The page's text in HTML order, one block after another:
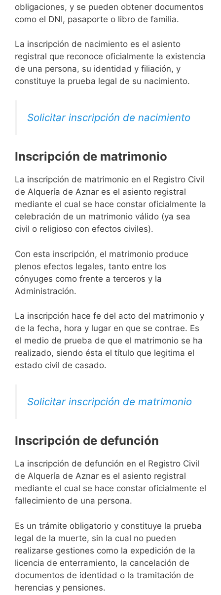
obligaciones, y se pueden obtener documentos
como el DNI, pasaporte o libro de familia.
La inscripción de nacimiento es el asiento
registral que reconoce oficialmente la existencia
de una persona, su identidad y filiación, y
constituye la prueba legal de su nacimiento.
Solicitar inscripción de nacimiento
Inscripción de matrimonio
La inscripción de matrimonio en el Registro Civil
de Alquería de Aznar es el asiento registral
mediante el cual se hace constar oficialmente la
celebración de un matrimonio válido (ya sea
civil o religioso con efectos civiles).
Con esta inscripción, el matrimonio produce
plenos efectos legales, tanto entre los
cónyuges como frente a terceros y la
Administración.
La inscripción hace fe del acto del matrimonio y
de la fecha, hora y lugar en que se contrae. Es
el medio de prueba de que el matrimonio se ha
realizado, siendo ésta el título que legitima el
estado civil de casado.
Solicitar inscripción de matrimonio
Inscripción de defunción
La inscripción de defunción en el Registro Civil
de Alquería de Aznar es el asiento registral
mediante el cual se hace constar oficialmente el
fallecimiento de una persona.
Es un trámite obligatorio y constituye la prueba
legal de la muerte, sin la cual no pueden
realizarse gestiones como la expedición de la
licencia de enterramiento, la cancelación de
documentos de identidad o la tramitación de
herencias y pensiones.